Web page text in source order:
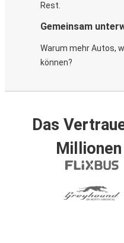
Rest.
Gemeinsam
Warum mehr Autos,
können?
Das